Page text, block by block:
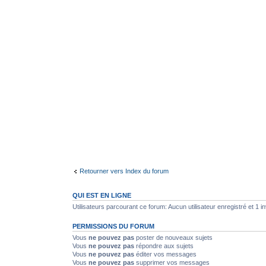
Retourner vers Index du forum
QUI EST EN LIGNE
Utilisateurs parcourant ce forum: Aucun utilisateur enregistré et 1
PERMISSIONS DU FORUM
Vous ne pouvez pas poster de nouveaux sujets
Vous ne pouvez pas répondre aux sujets
Vous ne pouvez pas éditer vos messages
Vous ne pouvez pas supprimer vos messages